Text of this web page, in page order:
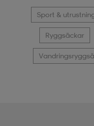
Sport &
Ryggsäckar